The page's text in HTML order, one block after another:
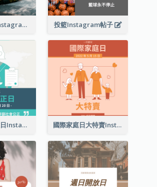
開放日註冊 Instagram 帖子 投籃Instagram帖子
世界社會公正日Instagram帖子 國際家庭日大特賣Instagram帖子